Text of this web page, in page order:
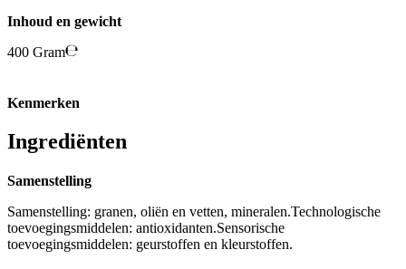
Inhoud en gewicht
400 Gram
Kenmerken
Ingrediënten
Samenstelling
Samenstelling: granen, oliën en vetten, mineralen.Technologische
toevoegingsmiddelen: antioxidanten.Sensorische
toevoegingsmiddelen: geurstoffen en kleurstoffen.